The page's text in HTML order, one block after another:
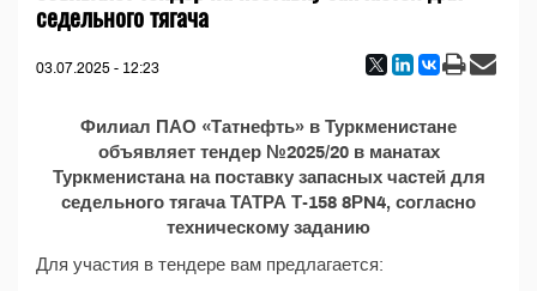
седельного тягача
03.07.2025 - 12:23
Филиал ПАО «Татнефть» в Туркменистане
объявляет тендер №2025/20 в манатах
Туркменистана на поставку запасных частей для
седельного тягача ТАТРА Т-158 8РN4, согласно
техническому заданию
Для участия в тендере вам предлагается: